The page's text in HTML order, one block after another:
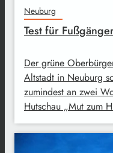
Neuburg
Test für
Der grüne
Altstadt in Neuburg
zumindest an zwei
Hutschau „Mut zum